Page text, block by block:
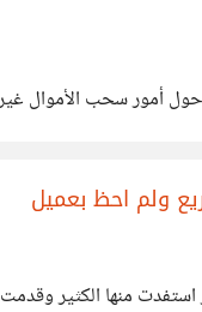
أمور سحب الأموال غير
ولم احظ بعميل
في مبادره لمده ٣ شهور